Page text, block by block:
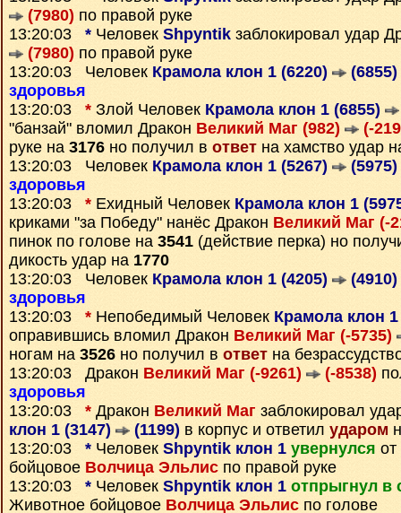
(7980) по правой руке
13:20:03 * Человек Shpyntik заблокировал удар
(7980) по правой руке
13:20:03 Человек Крамола клон 1 (6220) (6855)
здоровья
13:20:03 * Злой Человек Крамола клон 1 (6855)
"банзай" вломил Дракон Великий Маг (982)
(-
руке на 3176 но получил в ответ на хамство удар
13:20:03 Человек Крамола клон 1 (5267) (5975)
здоровья
13:20:03 * Ехидный Человек Крамола клон 1
криками "за Победу" нанёс Дракон Великий Маг (-
пинок по голове на 3541 (действие перка) но
дикость удар на 1770
13:20:03 Человек Крамола клон 1 (4205) (4910)
здоровья
13:20:03 * Непобедимый Человек Крамола клон
оправившись вломил Дракон Великий Маг (-5735)
ногам на 3526 но получил в ответ на
13:20:03 Дракон Великий Маг (-9261) (-8538)
здоровья
13:20:03 * Дракон Великий Маг заблокировал
клон 1 (3147)
(1199) в корпус и ответил ударом
13:20:03 * Человек Shpyntik клон 1 увернулся
бойцовое Волчица Эльлис по правой руке
13:20:03 * Человек Shpyntik клон 1 отпрыгнул в
Животное бойцовое Волчица Эльлис по голове